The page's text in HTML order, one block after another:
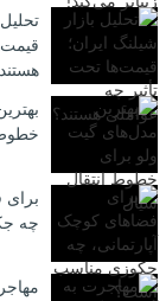
خطوط
برای
چه